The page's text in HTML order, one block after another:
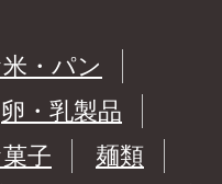
・パン
卵・乳製品
子
麺類